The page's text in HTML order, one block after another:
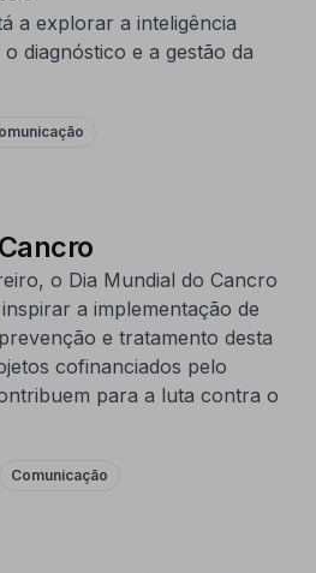
a explorar a inteligência
diagnóstico e a gestão da
o Dia Mundial do Cancro
a implementação de
e tratamento desta
cofinanciados pelo
para a luta contra o
Comunicação